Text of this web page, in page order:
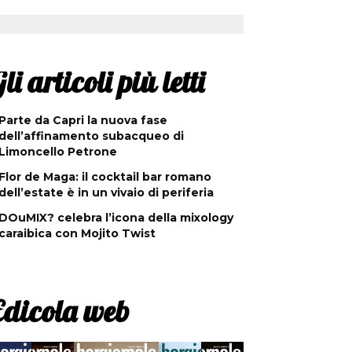
articoli più letti
da Capri la nuova fase
subacqueo di
Petrone
de Maga: il cocktail bar romano
è in un vivaio di periferia
celebra l’icona della mixology
con Mojito Twist
web